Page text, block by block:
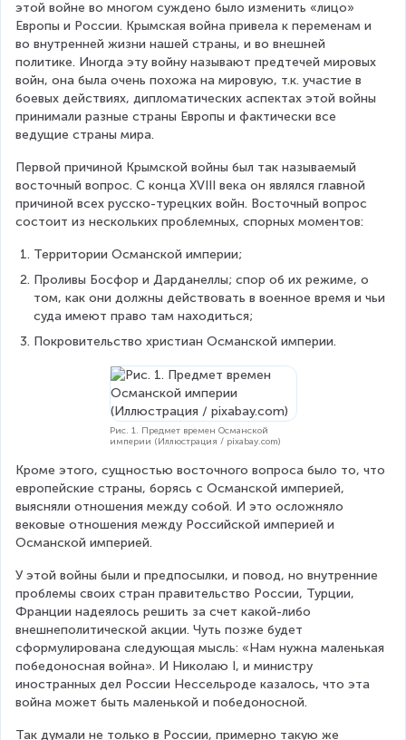
этой войне во многом суждено было изменить «лицо»
Европы и России. Крымская война привела к переменам и
во внутренней жизни нашей страны, и во внешней
политике. Иногда эту войну называют предтечей мировых
войн, она была очень похожа на мировую, т.к. участие в
боевых действиях, дипломатических аспектах этой войны
принимали разные страны Европы и фактически все
ведущие страны мира.
Первой причиной Крымской войны был так называемый
восточный вопрос. С конца XVIII века он являлся главной
причиной всех русско-турецких войн. Восточный вопрос
состоит из нескольких проблемных, спорных моментов:
Территории Османской империи;
Проливы Босфор и Дарданеллы; спор об их режиме, о
том, как они должны действовать в военное время и чьи
суда имеют право там находиться;
Покровительство христиан Османской империи.
Рис. 1. Предмет времен Османской
империи (Иллюстрация / pixabay.com)
Кроме этого, сущностью восточного вопроса было то, что
европейские страны, борясь с Османской империей,
выясняли отношения между собой. И это осложняло
вековые отношения между Российской империей и
Османской империей.
У этой войны были и предпосылки, и повод, но внутренние
проблемы своих стран правительство России, Турции,
Франции надеялось решить за счет какой-либо
внешнеполитической акции. Чуть позже будет
сформулирована следующая мысль: «Нам нужна маленькая
победоносная война». И Николаю I, и министру
иностранных дел России Нессельроде казалось, что эта
война может быть маленькой и победоносной.
Так думали не только в России, примерно такую же